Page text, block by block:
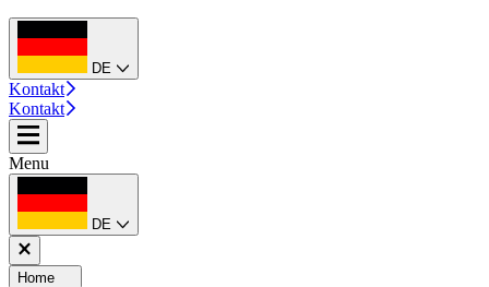
DE
Kontakt
Kontakt
Menu
DE
Home